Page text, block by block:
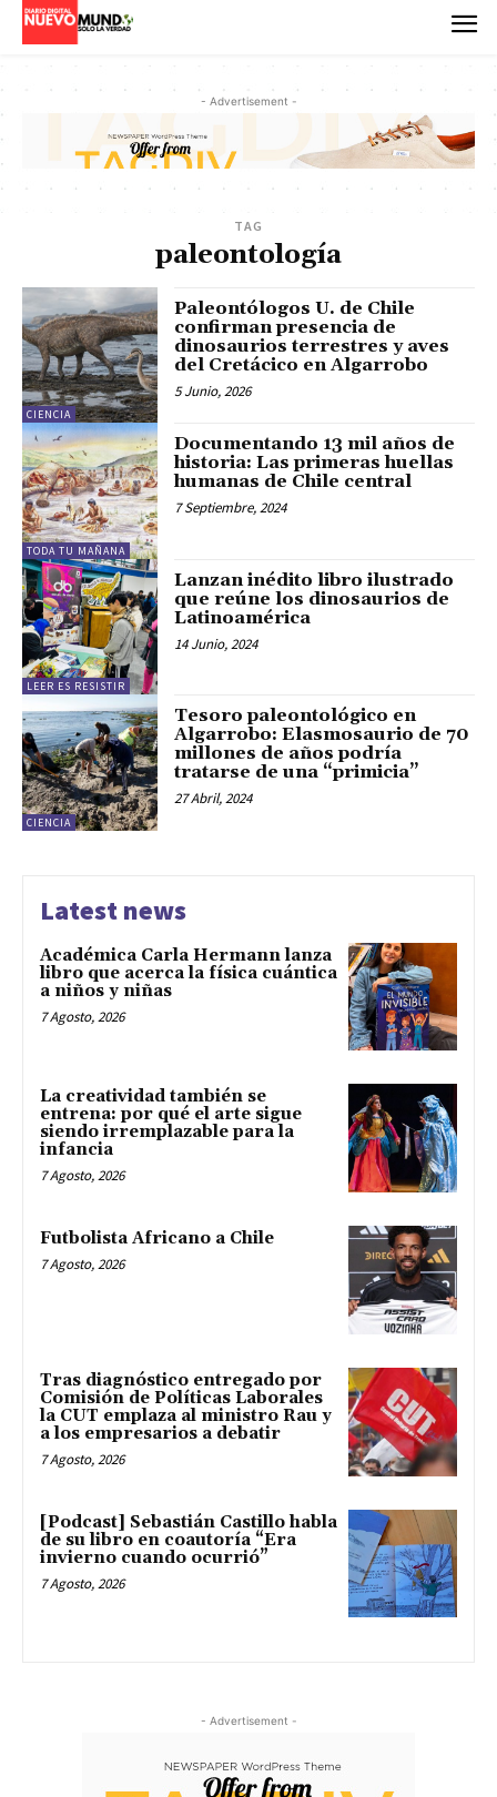
- Advertisement -
TAG
paleontología
CIENCIA
Paleontólogos U. de Chile
confirman presencia de
dinosaurios terrestres y aves
del Cretácico en Algarrobo
5 Junio, 2026
TODA TU MAÑANA
Documentando 13 mil años de
historia: Las primeras huellas
humanas de Chile central
7 Septiembre, 2024
LEER ES RESISTIR
Lanzan inédito libro ilustrado
que reúne los dinosaurios de
Latinoamérica
14 Junio, 2024
CIENCIA
Tesoro paleontológico en
Algarrobo: Elasmosaurio de 70
millones de años podría
tratarse de una “primicia”
27 Abril, 2024
Latest news
Académica Carla Hermann lanza
libro que acerca la física cuántica
a niños y niñas
7 Agosto, 2026
La creatividad también se
entrena: por qué el arte sigue
siendo irremplazable para la
infancia
7 Agosto, 2026
Futbolista Africano a Chile
7 Agosto, 2026
Tras diagnóstico entregado por
Comisión de Políticas Laborales
la CUT emplaza al ministro Rau y
a los empresarios a debatir
7 Agosto, 2026
[Podcast] Sebastián Castillo habla
de su libro en coautoría “Era
invierno cuando ocurrió”
7 Agosto, 2026
- Advertisement -